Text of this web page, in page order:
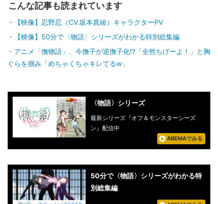
こんな記事も読まれています
【映像】忍野忍（CV.坂本真綾）キャラクターPV
【映像】50分で〈物語〉シリーズがわかる特別総集編
アニメ「撫物語」、今撫子が逆撫子化!?「全然ちげーよ！」と胸
ぐらを掴み「めちゃくちゃキレてるw」
〈物語〉シリーズ
最新シリーズ『オフ＆モンスターシーズ
ン』配信中
ABEMAでみる
50分で〈物語〉シリーズがわかる特
別総集編